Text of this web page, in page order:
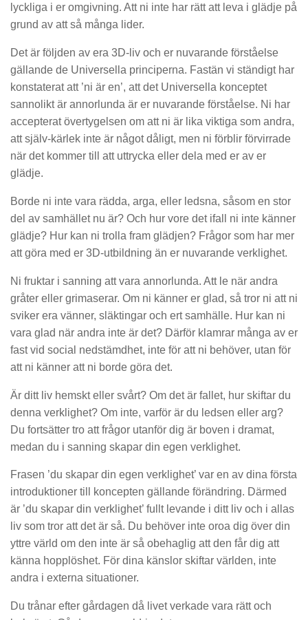
lyckliga i er omgivning. Att ni inte har rätt att leva i glädje på
grund av att så många lider.
Det är följden av era 3D-liv och er nuvarande förståelse
gällande de Universella principerna. Fastän vi ständigt har
konstaterat att ’ni är en’, att det Universella konceptet
sannolikt är annorlunda är er nuvarande förståelse. Ni har
accepterat övertygelsen om att ni är lika viktiga som andra,
att själv-kärlek inte är något dåligt, men ni förblir förvirrade
när det kommer till att uttrycka eller dela med er av er
glädje.
Borde ni inte vara rädda, arga, eller ledsna, såsom en stor
del av samhället nu är? Och hur vore det ifall ni inte känner
glädje? Hur kan ni trolla fram glädjen? Frågor som har mer
att göra med er 3D-utbildning än er nuvarande verklighet.
Ni fruktar i sanning att vara annorlunda. Att le när andra
gråter eller grimaserar. Om ni känner er glad, så tror ni att ni
sviker era vänner, släktingar och ert samhälle. Hur kan ni
vara glad när andra inte är det? Därför klamrar många av er
fast vid social nedstämdhet, inte för att ni behöver, utan för
att ni känner att ni borde göra det.
Är ditt liv hemskt eller svårt? Om det är fallet, hur skiftar du
denna verklighet? Om inte, varför är du ledsen eller arg?
Du fortsätter tro att frågor utanför dig är boven i dramat,
medan du i sanning skapar din egen verklighet.
Frasen ’du skapar din egen verklighet’ var en av dina första
introduktioner till koncepten gällande förändring. Därmed
är ’du skapar din verklighet’ fullt levande i ditt liv och i allas
liv som tror att det är så. Du behöver inte oroa dig över din
yttre värld om den inte är så obehaglig att den får dig att
känna hopplöshet. För dina känslor skiftar världen, inte
andra i externa situationer.
Du trånar efter gårdagen då livet verkade vara rätt och